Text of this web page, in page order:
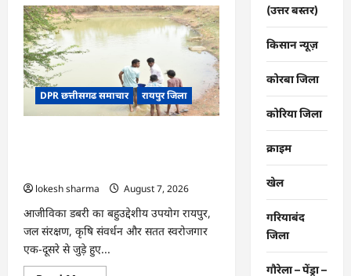
CG
:
वन
महोत्सव
माँ
के
नाम’
अभियान
DPR छत्तीसगढ समाचार रायपुर जिला
lokesh sharma
August 7, 2026
आजीविका डबरी का बहुउद्देशीय उपयोग रायपुर,
जल संरक्षण, कृषि संवर्धन और सतत स्वरोजगार
एक-दूसरे से जुड़े हुए...
(उत्तर बस्तर)
किसान न्यूज़
कोरबा जिला
कोरिया जिला
क्राइम
खेल
गरियाबंद
जिला
गौरेला – पेंड्रा –